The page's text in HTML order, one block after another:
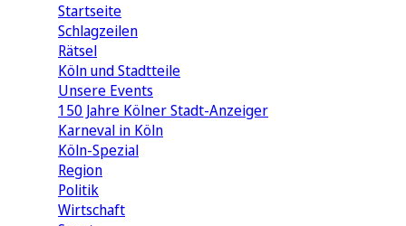
Startseite
Schlagzeilen
Rätsel
Köln und Stadtteile
Unsere Events
150 Jahre Kölner Stadt-Anzeiger
Karneval in Köln
Köln-Spezial
Region
Politik
Wirtschaft